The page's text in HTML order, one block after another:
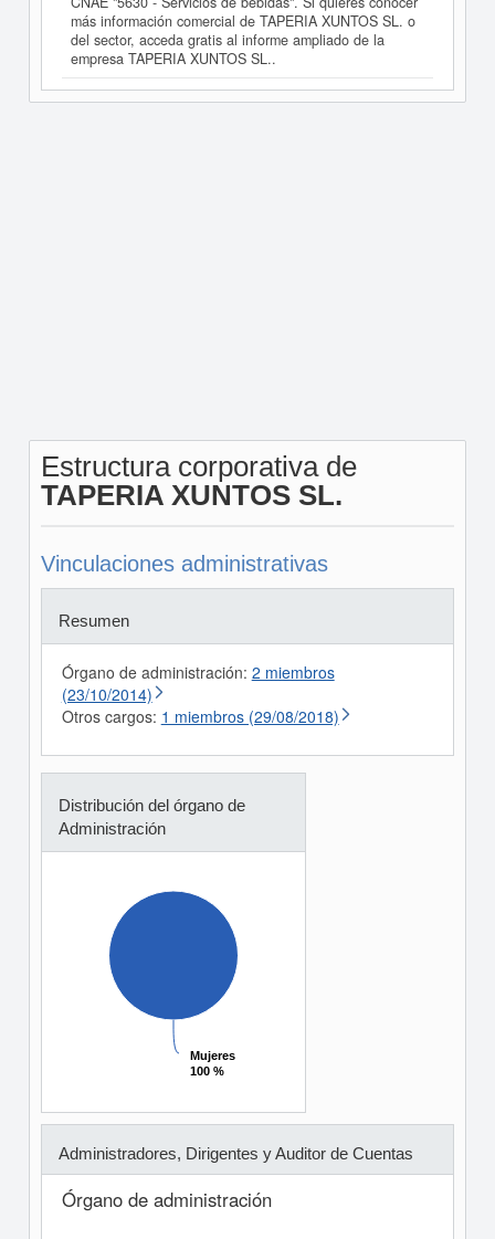
más información comercial de TAPERIA XUNTOS SL. o
del sector, acceda gratis al informe ampliado de la
empresa TAPERIA XUNTOS SL..
Estructura corporativa de
TAPERIA XUNTOS SL.
Vinculaciones administrativas
Resumen
Órgano de administración: 2 miembros
(23/10/2014)
Otros cargos: 1 miembros (29/08/2018)
Distribución del órgano de
Administración
Mujeres
100 %
Mujeres
100 %
Administradores, Dirigentes y Auditor de Cuentas
Órgano de administración